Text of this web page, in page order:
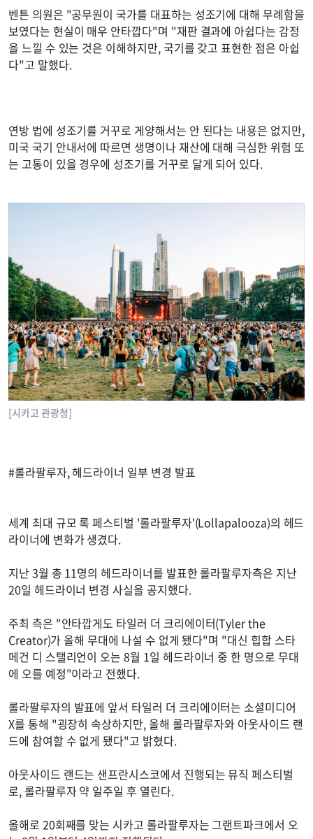
벤튼 의원은 "공무원이 국가를 대표하는 성조기에 대해 무례함을
보였다는 현실이 매우 안타깝다"며 "재판 결과에 아쉽다는 감정
을 느낄 수 있는 것은 이해하지만, 국기를 갖고 표현한 점은 아쉽
다"고 말했다.
연방 법에 성조기를 거꾸로 게양해서는 안 된다는 내용은 없지만,
미국 국기 안내서에 따르면 생명이나 재산에 대해 극심한 위험 또
는 고통이 있을 경우에 성조기를 거꾸로 달게 되어 있다.
[시카고 관광청]
#롤라팔루자, 헤드라이너 일부 변경 발표
세계 최대 규모 록 페스티벌 '롤라팔루자'(Lollapalooza)의 헤드
라이너에 변화가 생겼다.
지난 3월 총 11명의 헤드라이너를 발표한 롤라팔루자측은 지난
20일 헤드라이너 변경 사실을 공지했다.
주최 측은 "안타깝게도 타일러 더 크리에이터(Tyler the
Creator)가 올해 무대에 나설 수 없게 됐다"며 "대신 힙합 스타
메건 디 스탤리언이 오는 8월 1일 헤드라이너 중 한 명으로 무대
에 오를 예정"이라고 전했다.
롤라팔루자의 발표에 앞서 타일러 더 크리에이터는 소셜미디어
X를 통해 "굉장히 속상하지만, 올해 롤라팔루자와 아웃사이드 랜
드에 참여할 수 없게 됐다"고 밝혔다.
아웃사이드 랜드는 샌프란시스코에서 진행되는 뮤직 페스티벌
로, 롤라팔루자 약 일주일 후 열린다.
올해로 20회째를 맞는 시카고 롤라팔루자는 그랜트파크에서 오